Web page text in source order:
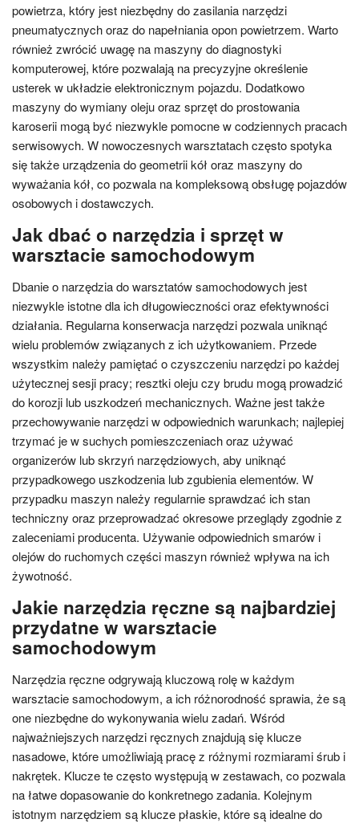
powietrza, który jest niezbędny do zasilania narzędzi
pneumatycznych oraz do napełniania opon powietrzem. Warto
również zwrócić uwagę na maszyny do diagnostyki
komputerowej, które pozwalają na precyzyjne określenie
usterek w układzie elektronicznym pojazdu. Dodatkowo
maszyny do wymiany oleju oraz sprzęt do prostowania
karoserii mogą być niezwykle pomocne w codziennych pracach
serwisowych. W nowoczesnych warsztatach często spotyka
się także urządzenia do geometrii kół oraz maszyny do
wyważania kół, co pozwala na kompleksową obsługę pojazdów
osobowych i dostawczych.
Jak dbać o narzędzia i sprzęt w
warsztacie samochodowym
Dbanie o narzędzia do warsztatów samochodowych jest
niezwykle istotne dla ich długowieczności oraz efektywności
działania. Regularna konserwacja narzędzi pozwala uniknąć
wielu problemów związanych z ich użytkowaniem. Przede
wszystkim należy pamiętać o czyszczeniu narzędzi po każdej
użytecznej sesji pracy; resztki oleju czy brudu mogą prowadzić
do korozji lub uszkodzeń mechanicznych. Ważne jest także
przechowywanie narzędzi w odpowiednich warunkach; najlepiej
trzymać je w suchych pomieszczeniach oraz używać
organizerów lub skrzyń narzędziowych, aby uniknąć
przypadkowego uszkodzenia lub zgubienia elementów. W
przypadku maszyn należy regularnie sprawdzać ich stan
techniczny oraz przeprowadzać okresowe przeglądy zgodnie z
zaleceniami producenta. Używanie odpowiednich smarów i
olejów do ruchomych części maszyn również wpływa na ich
żywotność.
Jakie narzędzia ręczne są najbardziej
przydatne w warsztacie
samochodowym
Narzędzia ręczne odgrywają kluczową rolę w każdym
warsztacie samochodowym, a ich różnorodność sprawia, że są
one niezbędne do wykonywania wielu zadań. Wśród
najważniejszych narzędzi ręcznych znajdują się klucze
nasadowe, które umożliwiają pracę z różnymi rozmiarami śrub i
nakrętek. Klucze te często występują w zestawach, co pozwala
na łatwe dopasowanie do konkretnego zadania. Kolejnym
istotnym narzędziem są klucze płaskie, które są idealne do